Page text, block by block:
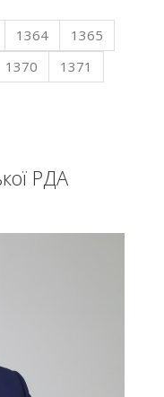
РДА
1364
1365
1370
1371